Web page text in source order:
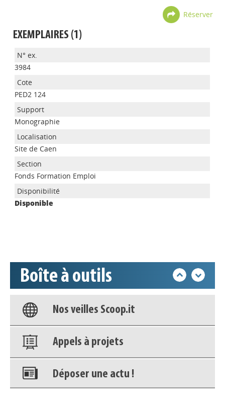
Réserver
EXEMPLAIRES (1)
3984
PED2 124
Monographie
Site de Caen
Fonds Formation Emploi
Disponible
Boîte à outils
Appels à projets
Base documentaire
Nos veilles Scoop.it
Appels à projets
Déposer une actu !